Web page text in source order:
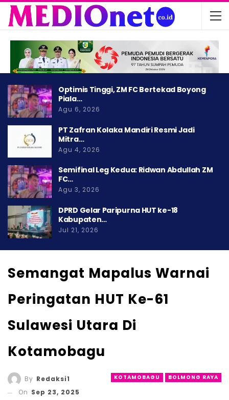
Optimis Tinggi, ZM FC Bertekad Boyong
Piala…
Agu 6, 2026
PT Zafran Kolaka Mandiri Resmi Jadi
Mitra…
Agu 4, 2026
Semifinal Leg Kedua: Ridwan Abdullah ZM
FC…
Agu 3, 2026
DPRD Gelar Paripurna HUT ke-18
Kabupaten…
Jul 21, 2026
Semangat Mapalus Warnai
Peringatan HUT Ke-61
Sulawesi Utara Di
Kotamobagu
KOTAMOBAGU BOLMONG RAYA
By Redaksi1
On Sep 23, 2025